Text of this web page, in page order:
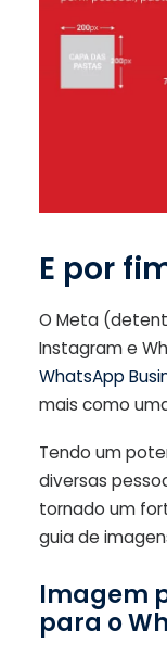
E por
O Meta
Instagram e
WhatsApp
mais como
Tendo um
diversas
tornado um
guia de
Imagem
para o